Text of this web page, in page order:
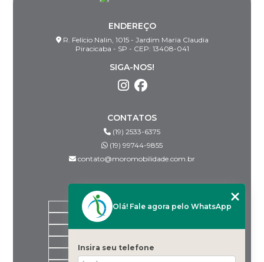
ENDEREÇO
R. Felício Nalin, 1015 - Jardim Maria Claudia
Piracicaba - SP - CEP: 13408-041
SIGA-NOS!
CONTATOS
(19) 2533-6375
(19) 99744-9855
contato@moromobilidade.com.br
HOME
PRODUTOS
Olá! Fale agora pelo WhatsApp
Insira seu telefone